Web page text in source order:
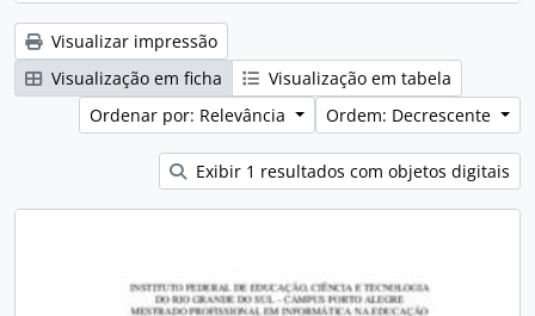
Visualizar impressão
Visualização em ficha
Visualização em tabela
Ordenar por: Relevância
Ordem: Decrescente
Exibir 1 resultados com objetos digitais